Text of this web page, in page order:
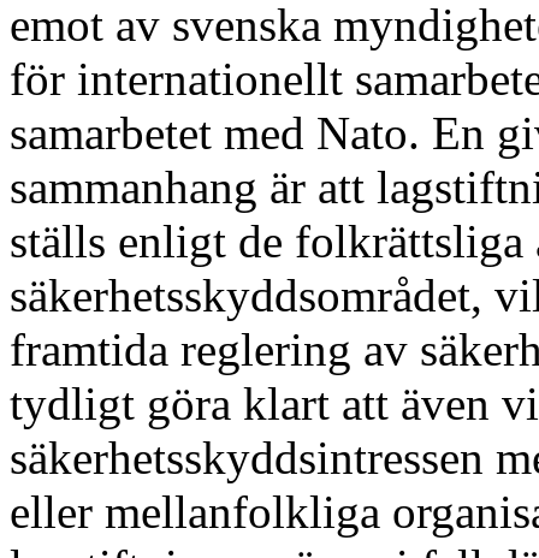
emot av svenska
för internationellt
samarbetet med Nato. En
sammanhang är att
ställs enligt de folkrättsliga
säkerhetsskyddsområdet,
framtida reglering av
tydligt göra klart att även
säkerhetsskyddsintressen
eller mellanfolkliga